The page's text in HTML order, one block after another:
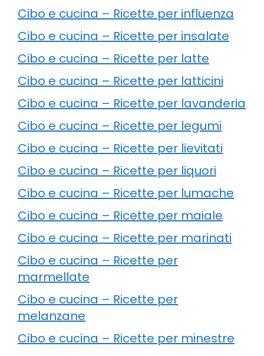
Cibo e cucina – Ricette per influenza
Cibo e cucina – Ricette per insalate
Cibo e cucina – Ricette per latte
Cibo e cucina – Ricette per latticini
Cibo e cucina – Ricette per lavanderia
Cibo e cucina – Ricette per legumi
Cibo e cucina – Ricette per lievitati
Cibo e cucina – Ricette per liquori
Cibo e cucina – Ricette per lumache
Cibo e cucina – Ricette per maiale
Cibo e cucina – Ricette per marinati
Cibo e cucina – Ricette per
marmellate
Cibo e cucina – Ricette per
melanzane
Cibo e cucina – Ricette per minestre